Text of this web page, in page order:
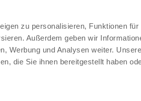
zu personalisieren, Funktionen
Außerdem geben wir
Werbung und Analysen weiter.
die Sie ihnen bereitgestellt haben
und konsequent:
oder sogar den
Umständen gewogen wird. So
Zonen wöchentlich aus. Zum Beispiel
wo du markant Abgenommen hast.